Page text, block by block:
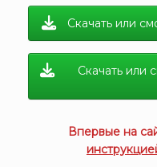
Скачать или
Скачать или
Впервые на